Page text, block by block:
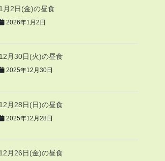
1月2日(金)の昼食
2026年1月2日
12月30日(火)の昼食
2025年12月30日
12月28日(日)の昼食
2025年12月28日
12月26日(金)の昼食